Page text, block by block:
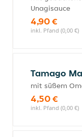
Unagisauce
4,90 €
inkl. Pfand (0,00 €)
Tamago
mit süßem
4,50 €
inkl. Pfand (0,00 €)